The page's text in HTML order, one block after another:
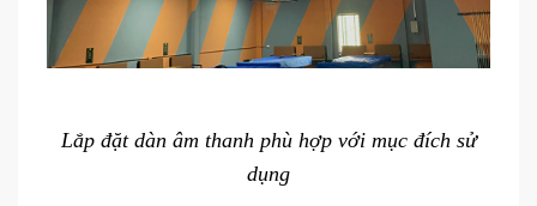
Lắp đặt dàn âm thanh phù hợp với mục đích sử
dụng